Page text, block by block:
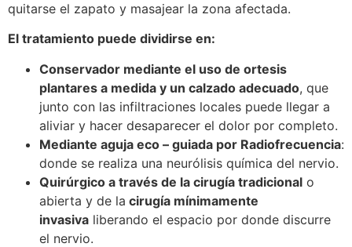
quitarse el zapato y masajear la zona afectada.
El tratamiento puede dividirse en:
Conservador mediante el uso de ortesis
plantares a medida y un calzado adecuado, que
junto con las infiltraciones locales puede llegar a
aliviar y hacer desaparecer el dolor por completo.
Mediante aguja eco – guiada por Radiofrecuencia:
donde se realiza una neurólisis química del nervio.
Quirúrgico a través de la cirugía tradicional o
abierta y de la cirugía mínimamente
invasiva liberando el espacio por donde discurre
el nervio.